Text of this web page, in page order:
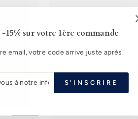
-15% sur votre 1ère commande
email, votre code arrive juste après.
S'INSCRIRE
Bague Pendentif
Prix
55 €